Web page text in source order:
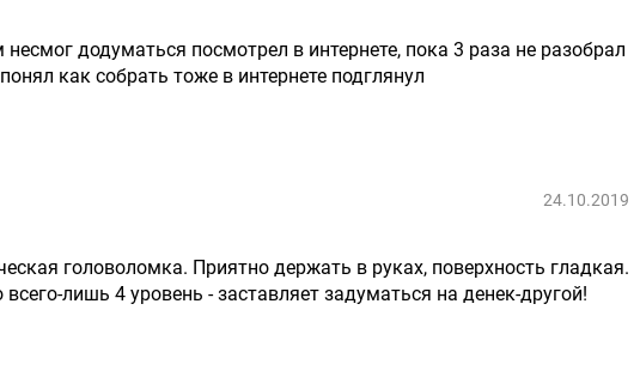
додуматься посмотрел в интернете, пока 3 раза не разобрал
как собрать тоже в интернете подглянул
24.10.2019
головоломка. Приятно держать в руках, поверхность гладкая.
лишь 4 уровень - заставляет задуматься на денек-другой!